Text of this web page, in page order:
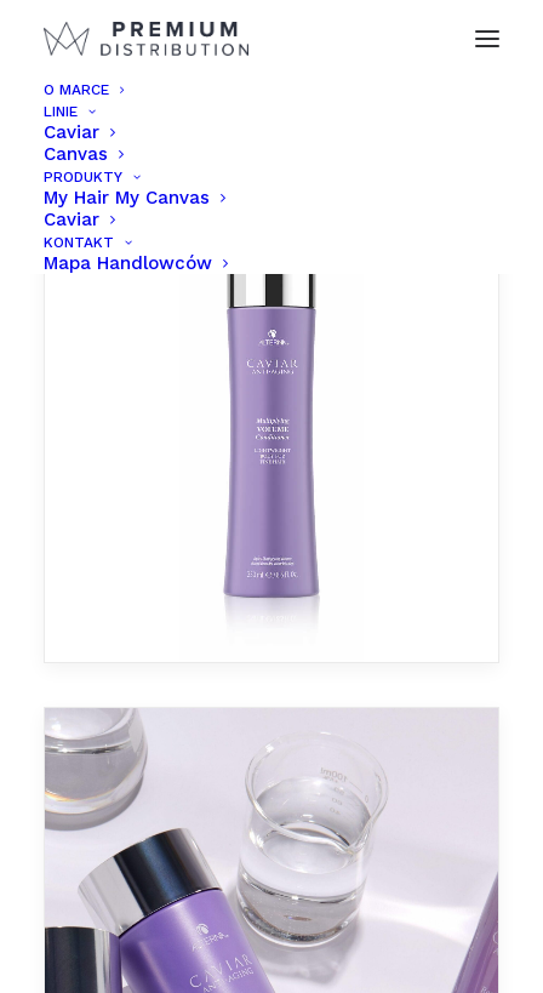
O MARCE
LINIE
Caviar
Canvas
PRODUKTY
My Hair My Canvas
Caviar
KONTAKT
Mapa Handlowców